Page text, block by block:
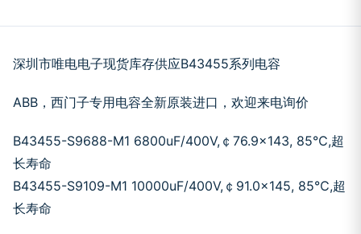
深圳市唯电电子现货库存供应B43455系列电容
ABB，西门子专用电容全新原装进口，欢迎来电询价
B43455-S9688-M1 6800uF/400V,￠76.9×143, 85℃,超
长寿命
B43455-S9109-M1 10000uF/400V,￠91.0×145, 85℃,超
长寿命